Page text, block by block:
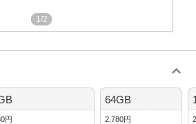
1/2
円
64GB
2,780円